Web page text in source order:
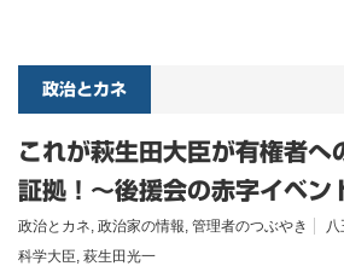
政治とカネ
これが萩生田大臣が有権者へ
証拠！～後援会の赤字イベン
政治とカネ, 政治家の情報, 管理者のつぶやき 八
科学大臣, 萩生田光一